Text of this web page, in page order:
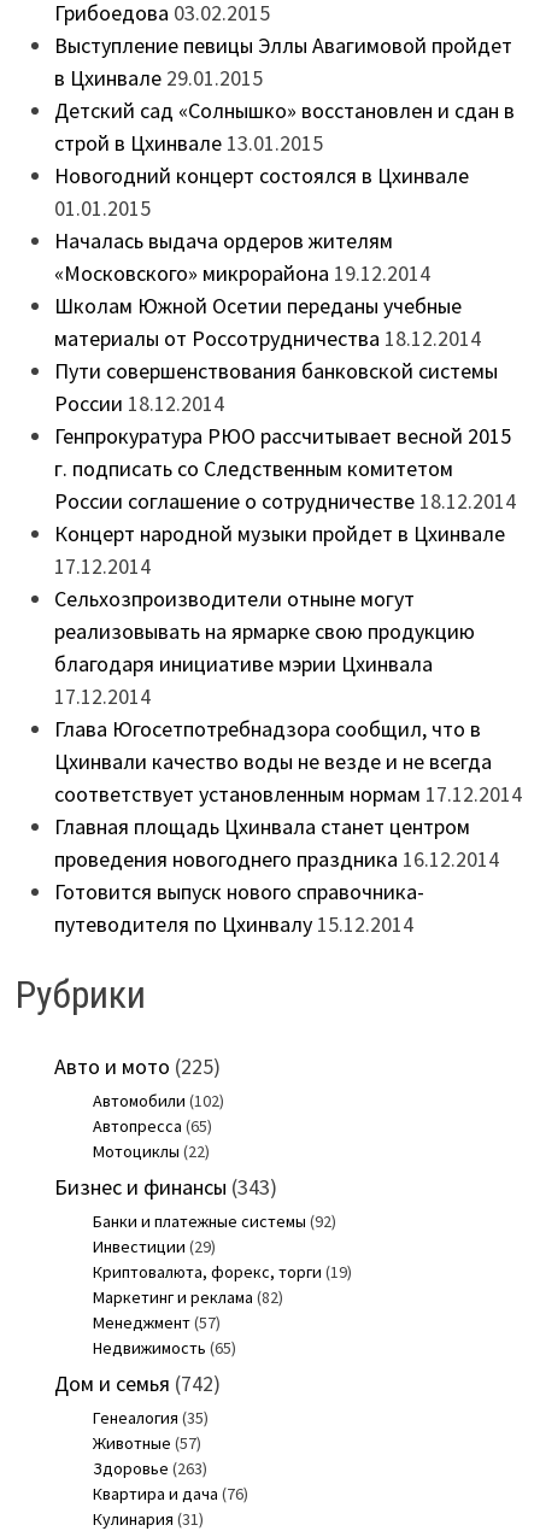
Грибоедова 03.02.2015
Выступление певицы Эллы Авагимовой пройдет
в Цхинвале 29.01.2015
Детский сад «Солнышко» восстановлен и сдан в
строй в Цхинвале 13.01.2015
Новогодний концерт состоялся в Цхинвале
01.01.2015
Началась выдача ордеров жителям
«Московского» микрорайона 19.12.2014
Школам Южной Осетии переданы учебные
материалы от Россотрудничества 18.12.2014
Пути совершенствования банковской системы
России 18.12.2014
Генпрокуратура РЮО рассчитывает весной 2015
г. подписать со Следственным комитетом
России соглашение о сотрудничестве 18.12.2014
Концерт народной музыки пройдет в Цхинвале
17.12.2014
Сельхозпроизводители отныне могут
реализовывать на ярмарке свою продукцию
благодаря инициативе мэрии Цхинвала
17.12.2014
Глава Югосетпотребнадзора сообщил, что в
Цхинвали качество воды не везде и не всегда
соответствует установленным нормам 17.12.2014
Главная площадь Цхинвала станет центром
проведения новогоднего праздника 16.12.2014
Готовится выпуск нового справочника-
путеводителя по Цхинвалу 15.12.2014
Рубрики
Авто и мото (225)
Автомобили (102)
Автопресса (65)
Мотоциклы (22)
Бизнес и финансы (343)
Банки и платежные системы (92)
Инвестиции (29)
Криптовалюта, форекс, торги (19)
Маркетинг и реклама (82)
Менеджмент(57)
Недвижимость (65)
Дом и семья (742)
Генеалогия (35)
Животные (57)
Здоровье (263)
Квартира и дача (76)
Кулинария (31)